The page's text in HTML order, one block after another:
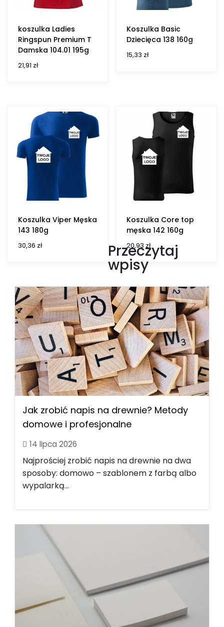
koszulka Ladies
Ringspun Premium T
Damska 104.01 195g
21,91 zł
Koszulka Basic
Dziecięca 138 160g
15,33 zł
Koszulka Viper Męska
143 180g
30,36 zł
Koszulka Core top
męska 142 160g
20,93zł
Przeczytaj
wpisy
Jak zrobić napis na drewnie? Metody
domowe i profesjonalne
14 lipca 2026
Najprościej zrobić napis na drewnie na dwa
sposoby: domowo – szablonem z farbą albo
wypalarką...